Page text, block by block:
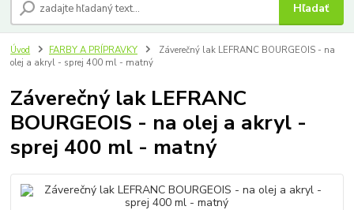
Hľadať
Úvod FARBY A PRÍPRAVKY
Záverečný lak LEFRANC BOURGEOIS - na
olej a akryl - sprej 400 ml - matný
Záverečný lak LEFRANC
BOURGEOIS - na olej a akryl -
sprej 400 ml - matný